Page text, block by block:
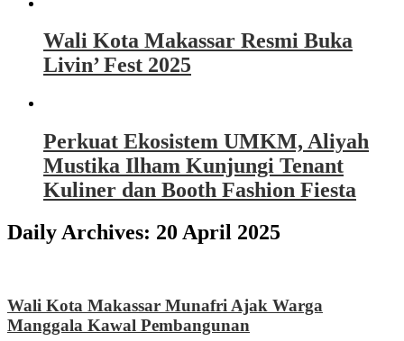
Wali Kota Makassar Resmi Buka
Livin’ Fest 2025
Perkuat Ekosistem UMKM, Aliyah
Mustika Ilham Kunjungi Tenant
Kuliner dan Booth Fashion Fiesta
Daily Archives: 20 April 2025
Wali Kota Makassar Munafri Ajak Warga
Manggala Kawal Pembangunan